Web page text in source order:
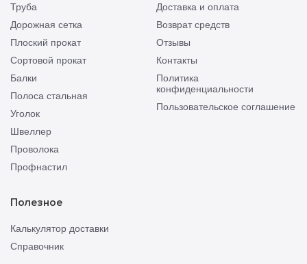
Труба
Дорожная сетка
Плоский прокат
Сортовой прокат
Балки
Полоса стальная
Уголок
Швеллер
Проволока
Профнастил
Доставка и оплата
Возврат средств
Отзывы
Контакты
Политика
конфиденциальности
Пользовательское соглашение
Полезное
Калькулятор доставки
Справочник